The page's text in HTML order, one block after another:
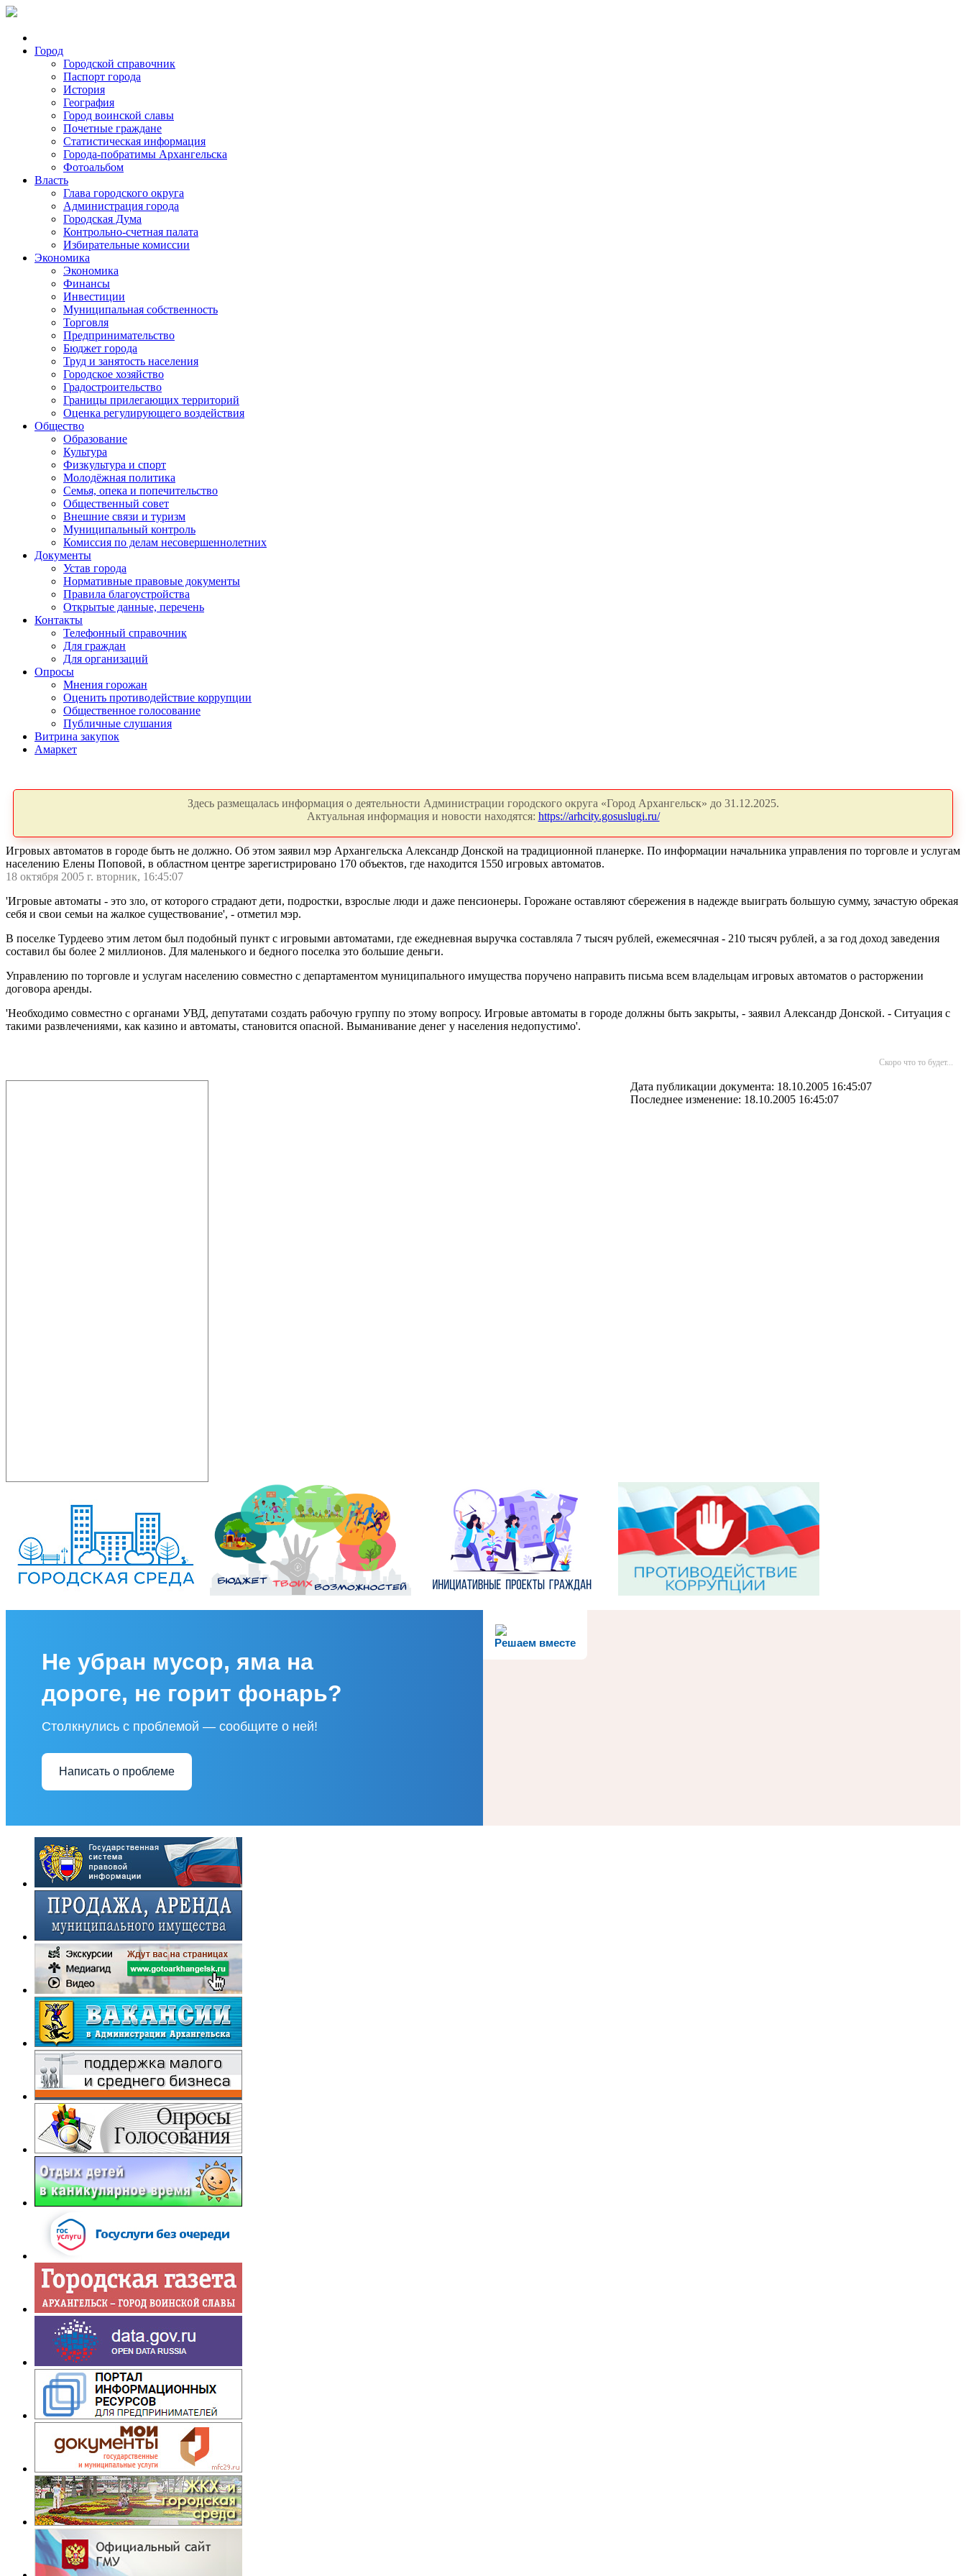
Город
Городской справочник
Паспорт города
История
География
Город воинской славы
Почетные граждане
Статистическая информация
Города-побратимы Архангельска
Фотоальбом
Власть
Глава городского округа
Администрация города
Городская Дума
Контрольно-счетная палата
Избирательные комиссии
Экономика
Экономика
Финансы
Инвестиции
Муниципальная собственность
Торговля
Предпринимательство
Бюджет города
Труд и занятость населения
Городское хозяйство
Градостроительство
Границы прилегающих территорий
Оценка регулирующего воздействия
Общество
Образование
Культура
Физкультура и спорт
Молодёжная политика
Семья, опека и попечительство
Общественный совет
Внешние связи и туризм
Муниципальный контроль
Комиссия по делам несовершеннолетних
Документы
Устав города
Нормативные правовые документы
Правила благоустройства
Открытые данные, перечень
Контакты
Телефонный справочник
Для граждан
Для организаций
Опросы
Мнения горожан
Оценить противодействие коррупции
Общественное голосование
Публичные слушания
Витрина закупок
Амаркет
Здесь размещалась информация о деятельности Администрации городского округа «Город Архангельск» до 31.12.2025.
Актуальная информация и новости находятся: https://arhcity.gosuslugi.ru/
Игровых автоматов в городе быть не должно. Об этом заявил мэр Архангельска Александр Донской на традиционной планерке. По информации начальника управления по торговле и услугам
населению Елены Поповой, в областном центре зарегистрировано 170 объектов, где находится 1550 игровых автоматов.
18 октября 2005 г. вторник, 16:45:07
'Игровые автоматы - это зло, от которого страдают дети, подростки, взрослые люди и даже пенсионеры. Горожане оставляют сбережения в надежде выиграть большую сумму, зачастую обрекая
себя и свои семьи на жалкое существование', - отметил мэр.
В поселке Турдеево этим летом был подобный пункт с игровыми автоматами, где ежедневная выручка составляла 7 тысяч рублей, ежемесячная - 210 тысяч рублей, а за год доход заведения
составил бы более 2 миллионов. Для маленького и бедного поселка это большие деньги.
Управлению по торговле и услугам населению совместно с департаментом муниципального имущества поручено направить письма всем владельцам игровых автоматов о расторжении
договора аренды.
'Необходимо совместно с органами УВД, депутатами создать рабочую группу по этому вопросу. Игровые автоматы в городе должны быть закрыты, - заявил Александр Донской. - Ситуация с
такими развлечениями, как казино и автоматы, становится опасной. Выманивание денег у населения недопустимо'.
Скоро что то будет...
Дата публикации документа: 18.10.2005 16:45:07
Последнее изменение: 18.10.2005 16:45:07
Решаем вместе
Не убран мусор, яма на
дороге, не горит фонарь?
Столкнулись с проблемой — сообщите о ней!
Написать о проблеме